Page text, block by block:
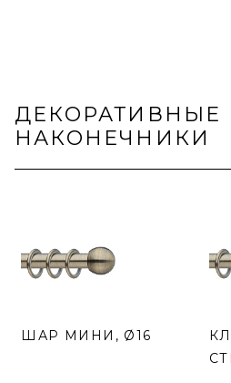
ДЕКОРАТИВНЫЕ
НАКОНЕЧНИКИ
ШАР МИНИ, Ø16